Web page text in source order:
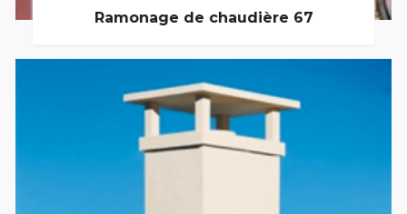
Ramonage de chaudière 67